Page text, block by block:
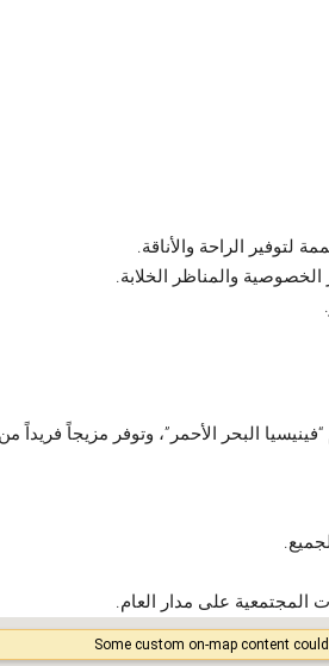
لتوفير الراحة والأناقة.
والمناظر الخلابة.
البحر الأحمر”، وتوفر مزيجاً فريداً
المجتمعية على مدار العام.